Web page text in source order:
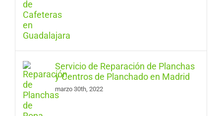
Servicio de Reparación de Planchas
y Centros de Planchado en Madrid
marzo 30th, 2022